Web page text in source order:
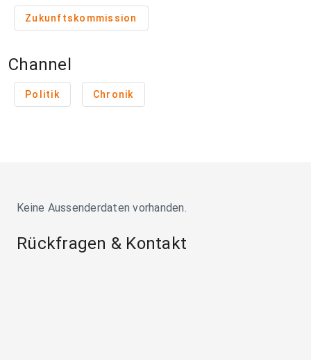
Zukunftskommission
Channel
Politik Chronik
Keine Aussenderdaten vorhanden.
Rückfragen & Kontakt